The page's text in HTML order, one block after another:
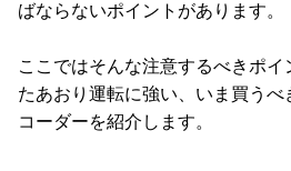
ばならないポイントがあります。
ここではそんな注意するべきポ
たあおり運転に強い、いま買う
コーダーを紹介します。